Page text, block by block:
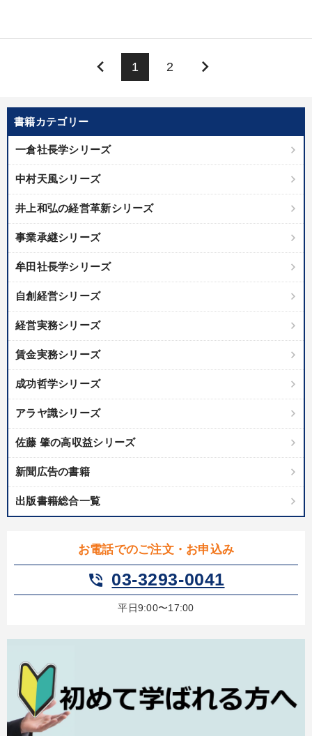
書籍カテゴリー
一倉社長学シリーズ
中村天風シリーズ
井上和弘の経営革新シリーズ
事業承継シリーズ
牟田社長学シリーズ
自創経営シリーズ
経営実務シリーズ
賃金実務シリーズ
成功哲学シリーズ
アラヤ識シリーズ
佐藤 肇の高収益シリーズ
新聞広告の書籍
出版書籍総合一覧
お電話でのご注文・お申込み
phone_in_talk 03-3293-0041
平日9:00〜17:00
keyboard_arrow_left 1 2 keyboard_arrow_right